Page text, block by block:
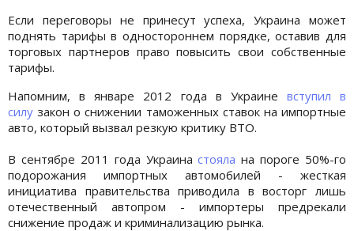
Если переговоры не принесут успеха, Украина может
поднять тарифы в одностороннем порядке, оставив для
торговых партнеров право повысить свои собственные
тарифы.
Напомним, в январе 2012 года в Украине вступил в
силу закон о снижении таможенных ставок на импортные
авто, который вызвал резкую критику ВТО.
В сентябре 2011 года Украинастояла на пороге 50%-го
подорожания импортных автомобилей - жесткая
инициатива правительства приводила в восторг лишь
отечественный автопром - импортеры предрекали
снижение продаж и криминализацию рынка.